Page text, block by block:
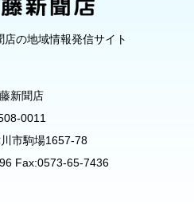
の地域情報発信サイト
新聞店
0011
市駒場1657-78
Fax:0573-65-7436